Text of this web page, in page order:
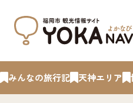
みんなの旅行記 天神エリア